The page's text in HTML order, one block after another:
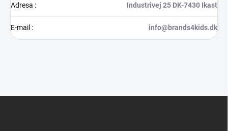
Adresa : Industrivej 25 DK-7430 Ikast
E-mail : info@brands4kids.dk